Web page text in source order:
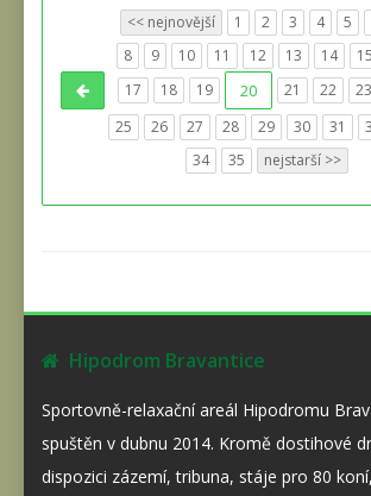
<< nejnovější 1 2 3 4 5
8
9 10 11 12 13 14 15
17
18 19 20 21 22 23
25
26 27 28 29 30 31
34
35 nejstarší >>
Hipodrom Bravantice
Sportovně-relaxační areál Hipodromu
spuštěn v dubnu 2014. Kromě dostihové
dispozici zázemí, tribuna, stáje pro 80